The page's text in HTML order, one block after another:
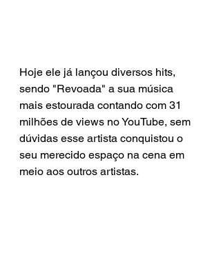
Hoje ele já lançou diversos hits,
sendo "Revoada" a sua música
mais estourada contando com 31
milhões de views no YouTube, sem
dúvidas esse artista conquistou o
seu merecido espaço na cena em
meio aos outros artistas.